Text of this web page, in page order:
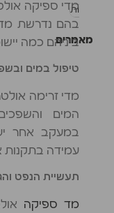
ות
מאמרים
מים
מרחוק
מהו
ספיקה
מדי ספיקה
בהם נדרשת
ביניהם כמה
טיפול במים
מדי זרימה
המים
במעקב אחר
עמידה בתקנות
תעשיית הנפט
מד ספיקה